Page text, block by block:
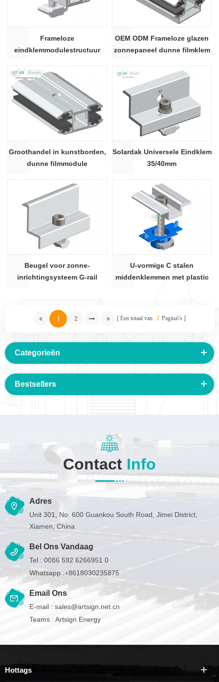
Frameloze
eindklemmodulestructuur
OEM ODM Frameloze glazen
zonnepaneel dunne filmklem
Groothandel in kunstborden,
dunne filmmodule
TFMC
Solardak Universele Eindklem
35/40mm
Beugel voor zonne-
inrichtingsysteem G-rail
U-vormige C stalen
middenklemmen met plastic
1 2 Een totaal van 2 Pagina\'s
Categorieën
Bestsellers
Contact Info
Adres
Unit 301, No. 600 Guankou South Road, Jimei District,
Xiamen, China
Bel Ons Vandaag
Tel : 0086 592 6266951 0
Whatsapp :+8618030235875
Email Ons
E-mail : sales@artsign.net.cn
Teams : Artsign Energy
Hottags